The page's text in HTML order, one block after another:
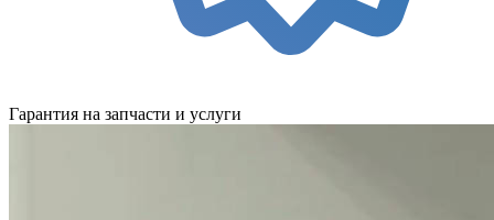
Гарантия на запчасти и услуги